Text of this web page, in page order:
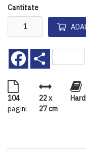
Cantitate
Facebook
104
pagini
22 x
27 cm